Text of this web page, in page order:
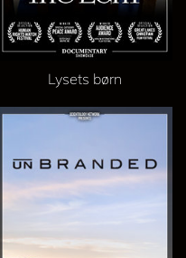
Lysets børn